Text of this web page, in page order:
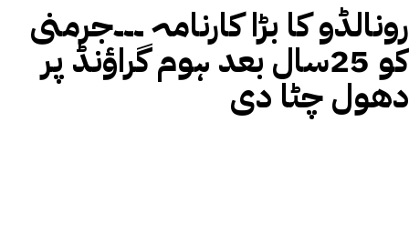
رونالڈو کا بڑا کارنامہ ۔۔۔جرمنی
کو 25سال بعد ہوم گراؤنڈ پر
دھول چٹا دی